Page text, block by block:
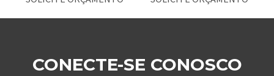
CONECTE-SE CONOSCO